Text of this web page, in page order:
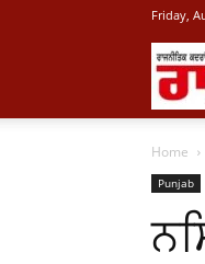
Friday,
Home
Punjab